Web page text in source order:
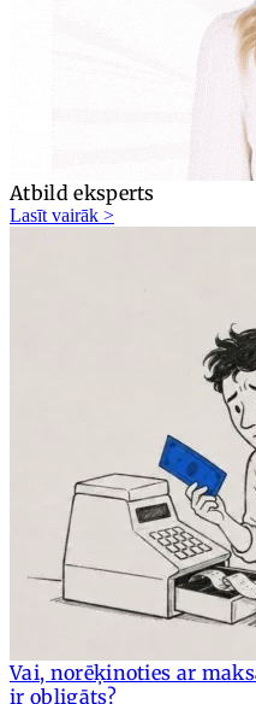
Atbild eksperts
Lasīt vairāk >
Vai, norēķinoties ar
ir obligāts?